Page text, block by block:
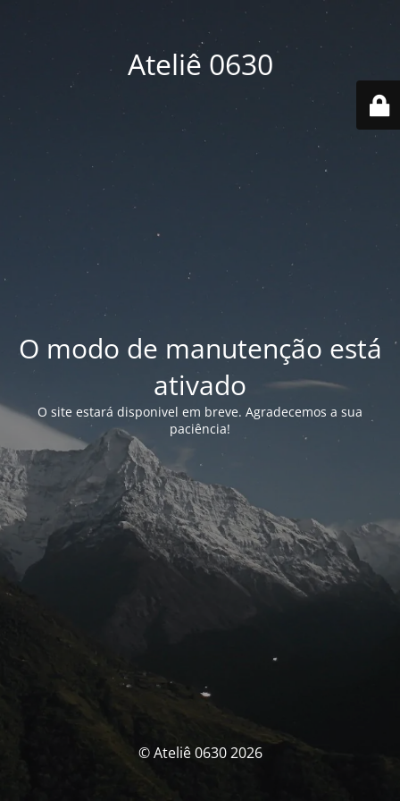
Ateliê 0630
O modo de manutenção está
ativado
O site estará disponivel em breve. Agradecemos a sua
paciência!
© Ateliê 0630 2026